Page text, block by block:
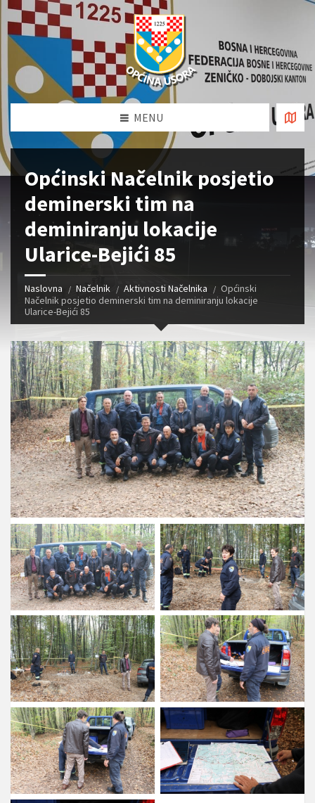
MENU
Općinski Načelnik posjetio
deminerski tim na
deminiranju lokacije
Ularice-Bejići 85
Naslovna Načelnik Aktivnosti Načelnika
Općinski
Načelnik posjetio deminerski tim na deminiranju lokacije
Ularice-Bejići 85